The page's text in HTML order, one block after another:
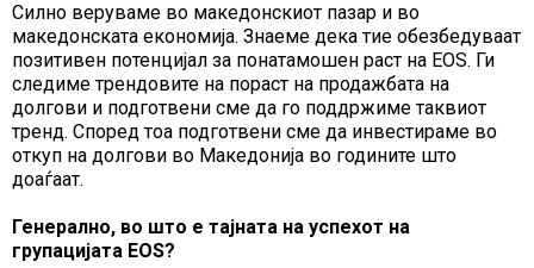
Силно веруваме во македонскиот пазар и во
македонската економија. Знаеме дека тие обезбедуваат
позитивен потенцијал за понатамошен раст на ЕОЅ. Ги
следиме трендовите на пораст на продажбата на
долгови и подготвени сме да го поддржиме таквиот
тренд. Според тоа подготвени сме да инвестираме во
откуп на долгови во Македонија во годините што
доаѓаат.
Генерално, во што е тајната на успехот на
групацијата ЕОЅ?